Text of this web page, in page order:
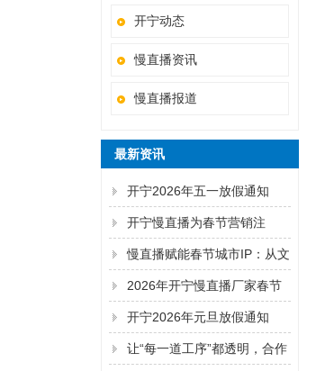
开宁动态
慢直播资讯
慢直播报道
最新资讯
开宁2026年五一放假通知
开宁慢直播为春节营销注
入“长效动能”
慢直播赋能春节城市IP：从文
化展示到商业共生
2026年开宁慢直播厂家春节
放假通知！
开宁2026年元旦放假通知
让“每一道工序”都透明，合作